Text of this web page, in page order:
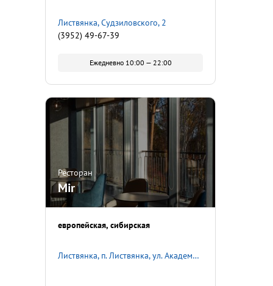
Листвянка, Судзиловского, 2
(3952) 49-67-39
Ежедневно 10:00 — 22:00
Ресторан
Mir
европейская сибирская
Листвянка, п. Листвянка, ул. Академическая, д. 13